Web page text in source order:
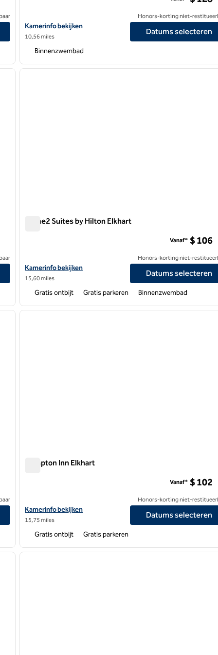
IN Bekijk hoteldetails voor DoubleTree by Hilton Hotel South Bend
Kamerinfo bekijken
10,56 miles
Honors-korting niet-
Datums selecteren
Binnenzwembad
volgende afbeelding
1 van 8
Home2 Suites by Hilton Elkhart
Bekijk hoteldetails voor Home2 Suites by Hilton Elkhart
Kamerinfo bekijken
15,60 miles
Vanaf* $ 106
Honors-korting niet-
Datums selecteren
Gratis ontbijt Gratis parkeren Binnenzwembad
volgende afbeelding
1 van 11
Hampton Inn Elkhart
Bekijk hoteldetails voor Hampton Inn Elkhart
Kamerinfo bekijken
15,75 miles
Vanaf* $ 102
Honors-korting niet-
Datums selecteren
Gratis ontbijt Gratis parkeren
volgende afbeelding
1 van 12